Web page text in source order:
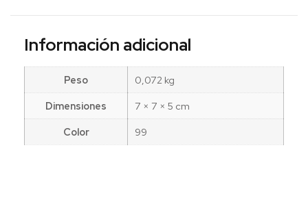
Información adicional
Peso
0,072 kg
Dimensiones
7 × 7 × 5 cm
Color
99